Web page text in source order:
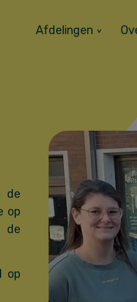
Afdelingen
de
op
de
op